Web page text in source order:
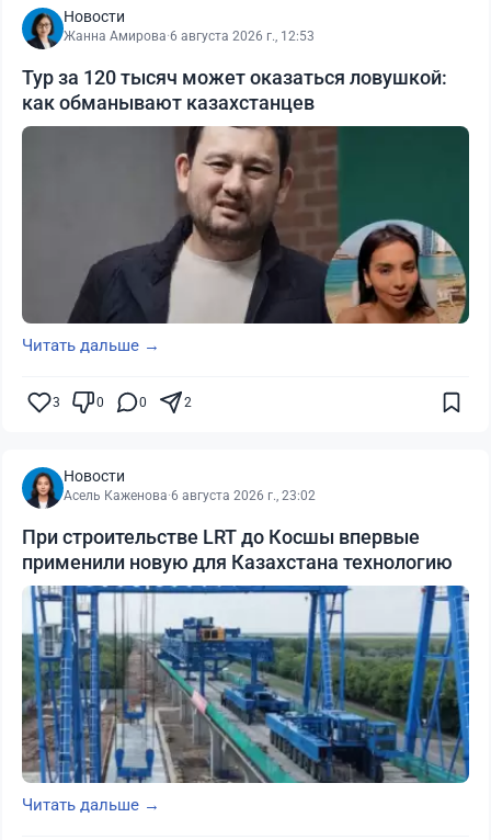
Новости
Жанна Амирова·6 августа 2026 г., 12:53
Тур за 120 тысяч может оказаться ловушкой:
как обманывают казахстанцев
Читать дальше →
3 0 0 2
Новости
Асель Каженова·6 августа 2026 г., 23:02
При строительстве LRT до Косшы впервые
применили новую для Казахстана технологию
Читать дальше →